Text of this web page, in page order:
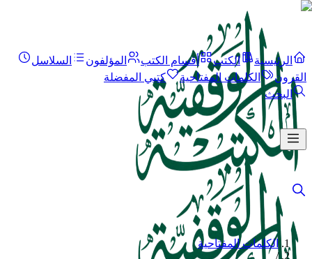
الرئيسية الكتب أقسام الكتب المؤلفون
السلاسل
القرون
الكلمات المفتاحية
كتبي المفضلة
البحث
الكلمات المفتاحية
/